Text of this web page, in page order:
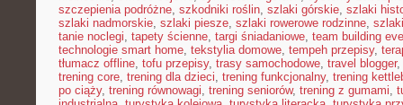
szczepienia podróżne, szkodniki roślin, szlaki górskie, szlaki
szlaki nadmorskie, szlaki piesze, szlaki rowerowe rodzinne,
tanie noclegi, tapety ścienne, targi śniadaniowe, team building
technologie smart home, tekstylia domowe, tempeh przepisy,
tłumacz offline, tofu przepisy, trasy samochodowe, travel blogger,
trening core, trening dla dzieci, trening funkcjonalny, trening
po ciąży, trening równowagi, trening seniorów, trening z gumami,